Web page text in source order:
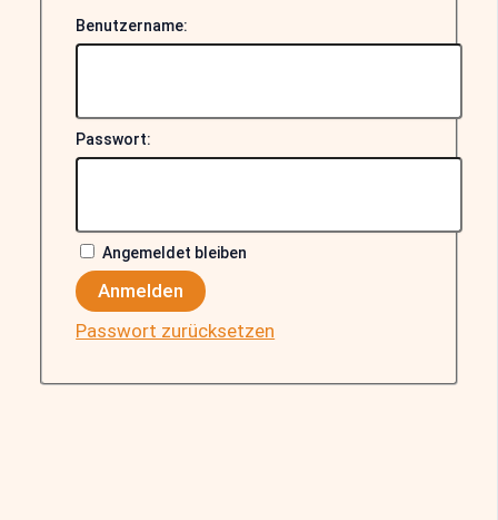
Benutzername:
Passwort:
Angemeldet bleiben
Anmelden
Passwort zurücksetzen